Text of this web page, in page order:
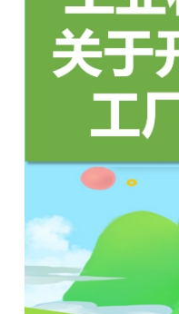
产与低碳经济协会 佛山市陶
业服务局转发广东省工业和
革委等部门关于开展重点行业
局关于《2026年广东省重点节
和信息化厅关于开展2026年度
局关于开展2027年省级节能降